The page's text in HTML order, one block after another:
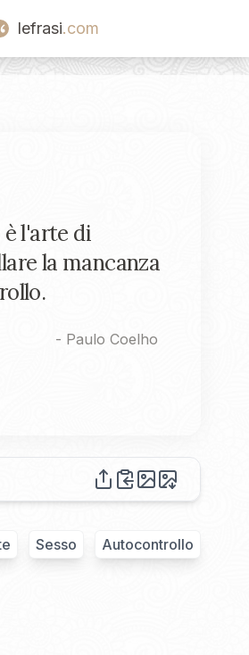
lefrasi.com
è l'arte di
la mancanza
- Paulo Coelho
Sesso Autocontrollo